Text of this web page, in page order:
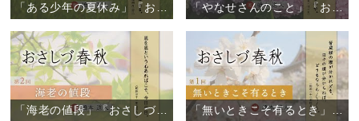
「ある少年の夏休み」『おさしづ春秋』（4） 「やなせさんのこと」『おさしづ春秋』（3）
「海老の値段」『おさしづ春秋』（2） 「無いときこそ有るとき」『おさしづ春秋』（1）